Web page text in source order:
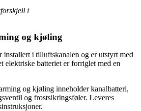
i
og kjøling
installert i tilluftskanalen og er utstyrt med
elektriske batteriet er forriglet med en
og kjøling inneholder kanalbatteri,
og frostsikringsføler. Leveres